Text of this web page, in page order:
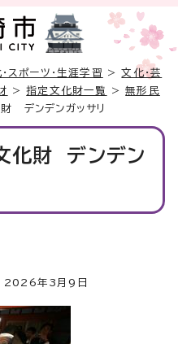
スポーツ・生涯学習 >文化・芸
>指定文化財一覧 >無形民
デンデンガッサリ
化財 デンデン
年3月9日